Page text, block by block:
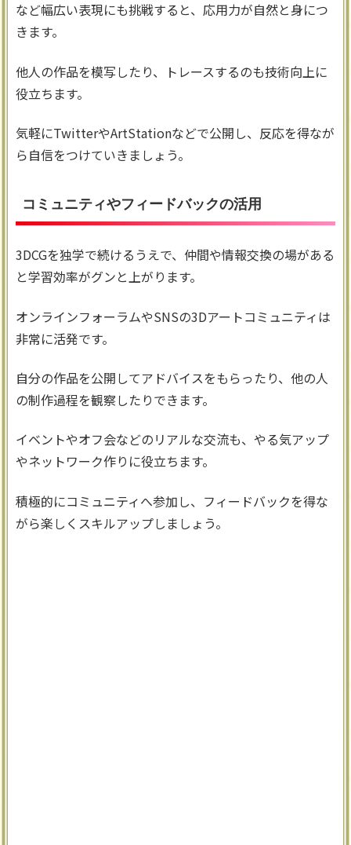
など幅広い表現にも挑戦すると、応用力が自然と身につ
きます。
他人の作品を模写したり、トレースするのも技術向上に
役立ちます。
気軽にTwitterやArtStationなどで公開し、反応を得なが
ら自信をつけていきましょう。
コミュニティやフィードバックの活用
3DCGを独学で続けるうえで、仲間や情報交換の場がある
と学習効率がグンと上がります。
オンラインフォーラムやSNSの3Dアートコミュニティは
非常に活発です。
自分の作品を公開してアドバイスをもらったり、他の人
の制作過程を観察したりできます。
イベントやオフ会などのリアルな交流も、やる気アップ
やネットワーク作りに役立ちます。
積極的にコミュニティへ参加し、フィードバックを得な
がら楽しくスキルアップしましょう。